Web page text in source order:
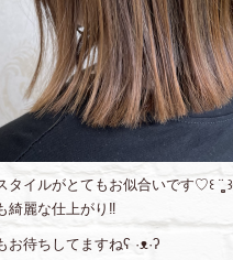
イルがとてもお似合いです♡꒰ ¨̮͚ ꒱
綺麗な仕上がり‼︎
お待ちしてますねʕ ·ᴥ·ʔ